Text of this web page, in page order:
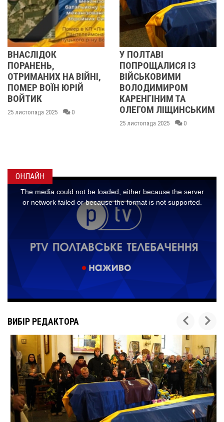
У ПОЛТАВІ
ПОПРОЩАЛИСЯ ІЗ
ВІЙСЬКОВИМИ
ВОЛОДИМИРОМ
ОЛЕГОМ ЛІЩИНСЬКИМ
У ПОЛТАВІ
ПОПРОЩАЛИСЯ
БІЙЦЯМИ
ОЛЕКСАНДРОМ
ІВАЩЕНКОМ,
ДМИТРОМ
КИСЛИЧЕНКОМ
ОНЛАЙН
ВИБІР РЕДАКТОРА